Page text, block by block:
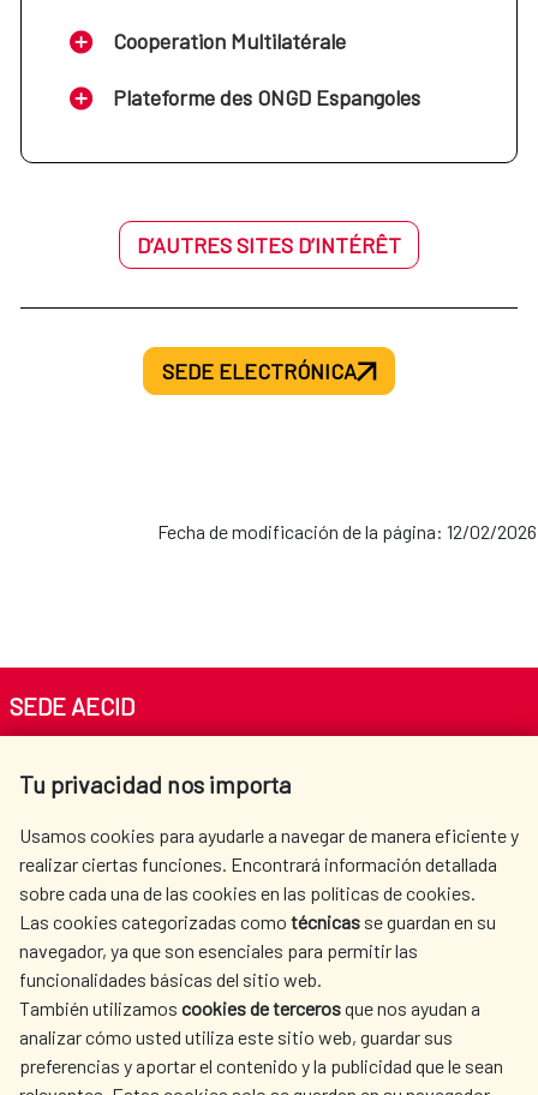
Cooperation Multilatérale
Plateforme des ONGD Espangoles
D’AUTRES SITES D’INTÉRÊT
SEDE ELECTRÓNICA
Fecha de modificación de la página: 12/02/2026
Tu privacidad nos importa
Usamos cookies para ayudarle a navegar de manera eficiente y
realizar ciertas funciones. Encontrará información detallada
sobre cada una de las cookies en las políticas de cookies.
Las cookies categorizadas como técnicas se guardan en su
navegador, ya que son esenciales para permitir las
funcionalidades básicas del sitio web.
También utilizamos cookies de tercerosque nos ayudan a
analizar cómo usted utiliza este sitio web, guardar sus
preferencias y aportar el contenido y la publicidad que le sean
SEDE AECID
Tel. +34 900 20 30 54​​​​​​​
AECID
OÙ NOUS COOPÉRONS
L'ACTION HUMANITAIRE
ESPAGNOLE
SALLE DE PRESSE
CULTURE ET SCIENCE BIBLIOTHÈQUE